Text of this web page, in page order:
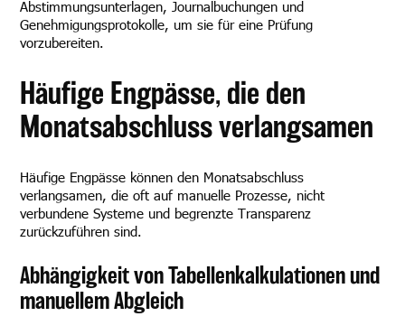
Abstimmungsunterlagen, Journalbuchungen und
Genehmigungsprotokolle, um sie für eine Prüfung
vorzubereiten.
Häufige Engpässe, die den
Monatsabschluss verlangsamen
Häufige Engpässe können den Monatsabschluss
verlangsamen, die oft auf manuelle Prozesse, nicht
verbundene Systeme und begrenzte Transparenz
zurückzuführen sind.
Abhängigkeit von Tabellenkalkulationen und
manuellem Abgleich